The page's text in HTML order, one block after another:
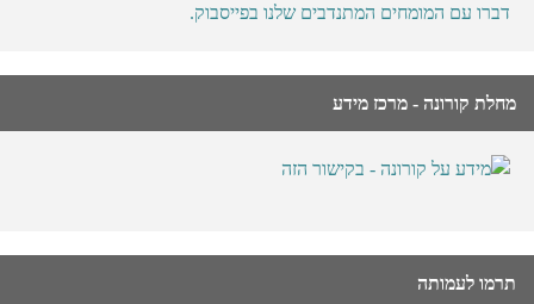
דברו עם המומחים המתנדבים שלנו בפייסבוק.
מחלת קורונה - מרכז מידע
תרמו לעמותה